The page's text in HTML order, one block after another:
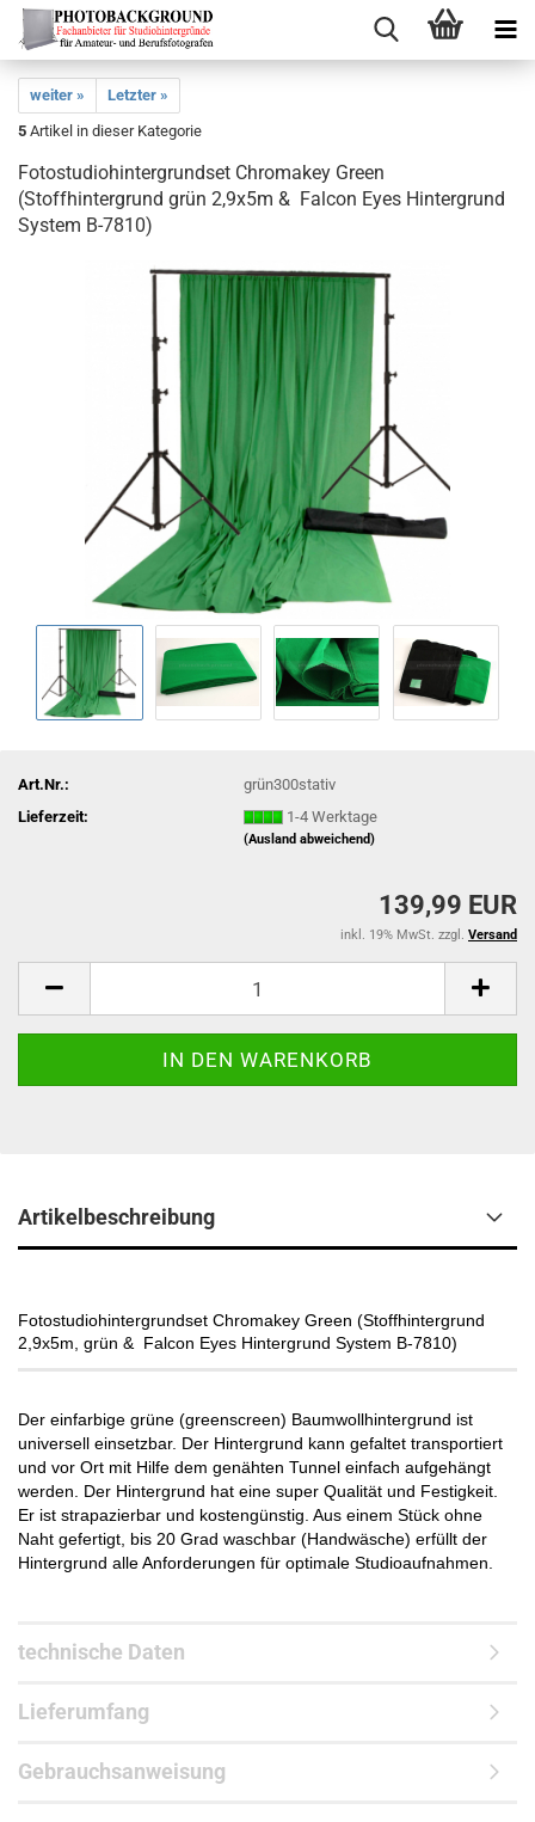
weiter »
Letzter »
5 Artikel in dieser Kategorie
Fotostudiohintergrundset Chromakey Green
(Stoffhintergrund grün 2,9x5m & Falcon Eyes Hintergrund
System B-7810)
Art.Nr.:
grün300stativ
Lieferzeit:
1-4 Werktage
(Ausland abweichend)
139,99 EUR
inkl. 19% MwSt. zzgl. Versand
Artikelbeschreibung
Fotostudiohintergrundset Chromakey Green (Stoffhintergrund
2,9x5m, grün & Falcon Eyes Hintergrund System B-7810)​
Der einfarbige grüne (greenscreen) Baumwollhintergrund ist
universell einsetzbar. Der Hintergrund kann gefaltet transportiert
und vor Ort mit Hilfe dem genähten Tunnel einfach aufgehängt
werden. Der Hintergrund hat eine super Qualität und Festigkeit.
Er ist strapazierbar und kostengünstig. Aus einem Stück ohne
Naht gefertigt, bis 20 Grad waschbar (Handwäsche) erfüllt der
Hintergrund alle Anforderungen für optimale Studioaufnahmen.
technische Daten
Lieferumfang
Gebrauchsanweisung